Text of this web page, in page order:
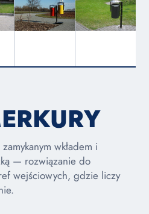
wkładem i
— rozwiązanie do
wejściowych, gdzie liczy